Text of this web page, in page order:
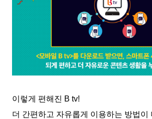
이렇게 편해진 B tv!
더 간편하고 자유롭게 이용하는 방법이